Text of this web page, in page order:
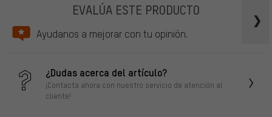
EVALÚA ESTE PRODUCTO
Ayudanos a mejorar con tu opinión.
¿Dudas acerca del artículo?
¡Contacta ahora con nuestro servicio de atención al
cliente!